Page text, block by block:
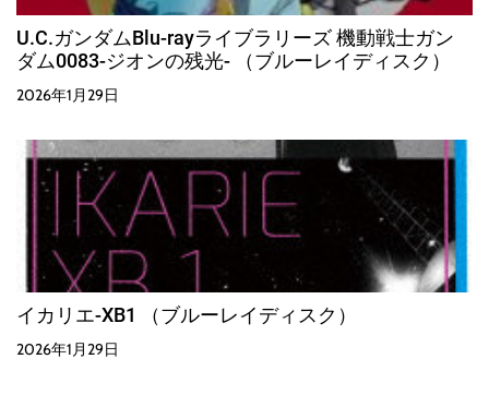
U.C.ガンダムBlu-rayライブラリーズ 機動戦士ガン
ダム0083-ジオンの残光- （ブルーレイディスク）
2026年1月29日
イカリエ-XB1 （ブルーレイディスク）
2026年1月29日